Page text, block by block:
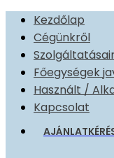
Kezdőlap
Cégünkről
Főegységek
Használt /
Kapcsolat